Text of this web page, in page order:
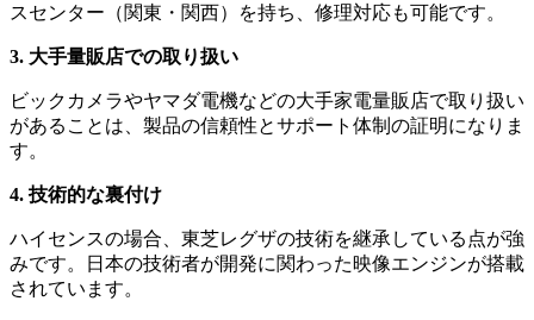
スセンター（関東・関西）を持ち、修理対応も可能です。
3. 大手量販店での取り扱い
ビックカメラやヤマダ電機などの大手家電量販店で取り扱い
があることは、製品の信頼性とサポート体制の証明になりま
す。
4. 技術的な裏付け
ハイセンスの場合、東芝レグザの技術を継承している点が強
みです。日本の技術者が開発に関わった映像エンジンが搭載
されています。